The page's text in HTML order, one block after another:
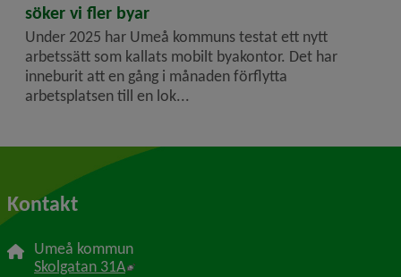
söker vi fler byar
Under 2025 har Umeå kommuns testat ett nytt
arbetssätt som kallats mobilt byakontor. Det har
inneburit att en gång i månaden förflytta
arbetsplatsen till en lok...
Kontakt
Umeå kommun
Skolgatan 31A Länk till annan webbplats, öppnas i nytt